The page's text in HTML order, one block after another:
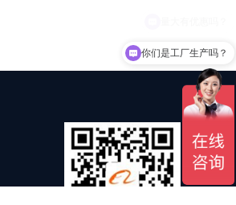
你们是工厂生产吗？